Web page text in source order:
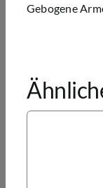
Gebogene